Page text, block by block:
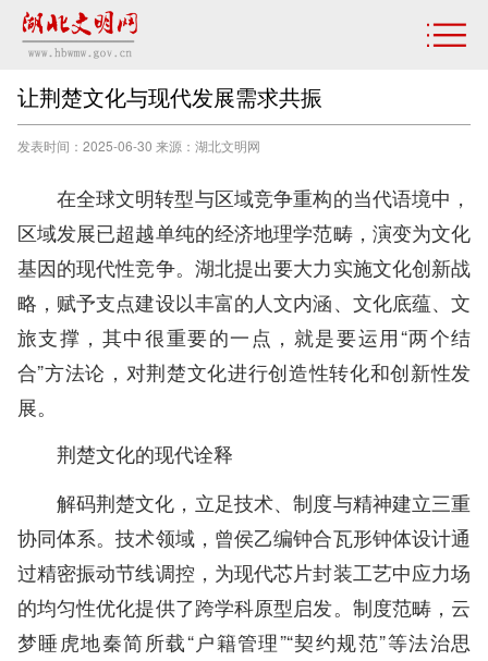
让荆楚文化与现代发展需求共振
发表时间：2025-06-30 来源：湖北文明网
在全球文明转型与区域竞争重构的当代语境中，
区域发展已超越单纯的经济地理学范畴，演变为文化
基因的现代性竞争。湖北提出要大力实施文化创新战
略，赋予支点建设以丰富的人文内涵、文化底蕴、文
旅支撑，其中很重要的一点，就是要运用“两个结
合”方法论，对荆楚文化进行创造性转化和创新性发
展。
荆楚文化的现代诠释
解码荆楚文化，立足技术、制度与精神建立三重
协同体系。技术领域，曾侯乙编钟合瓦形钟体设计通
过精密振动节线调控，为现代芯片封装工艺中应力场
的均匀性优化提供了跨学科原型启发。制度范畴，云
梦睡虎地秦简所载“户籍管理”“契约规范”等法治思